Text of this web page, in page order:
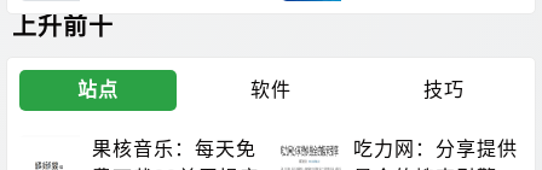
上升前十
站点 软件 技巧
果核音乐：每天免
吃力网：分享提供